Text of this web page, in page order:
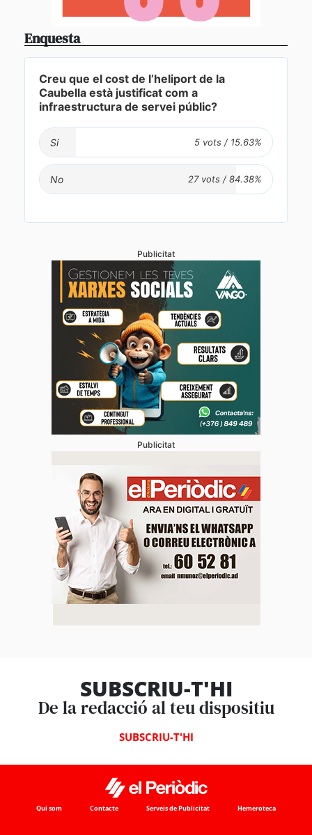
Enquesta
Creu que el cost de l’heliport de la
Caubella està justificat com a
infraestructura de servei públic?
Si
No
Publicitat
Publicitat
SUBSCRIU-T'HI
De la redacció al teu dispositiu
SUBSCRIU-T'HI
Qui som Contacte Serveis de Publicitat Hemeroteca